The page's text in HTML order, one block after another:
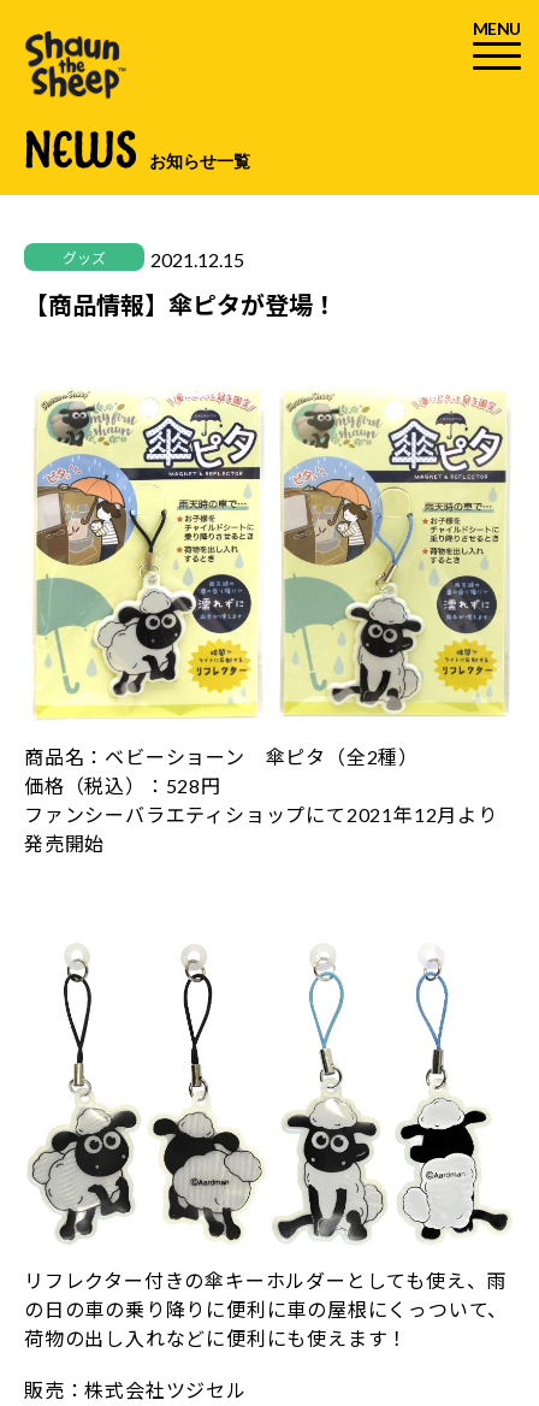
MENU
NEWS お知らせ一覧
グッズ 2021.12.15
【商品情報】傘ピタが登場！
商品名：ベビーショーン 傘ピタ（全2種）
価格（税込）：528円
ファンシーバラエティショップにて2021年12月より
発売開始
リフレクター付きの傘キーホルダーとしても使え、雨
の日の車の乗り降りに便利に車の屋根にくっついて、
荷物の出し入れなどに便利にも使えます！
販売：株式会社ツジセル